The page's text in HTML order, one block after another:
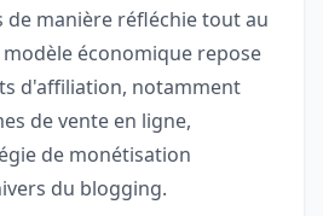
de manière réfléchie tout au
modèle économique repose
d'affiliation, notamment
de vente en ligne,
de monétisation
du blogging.